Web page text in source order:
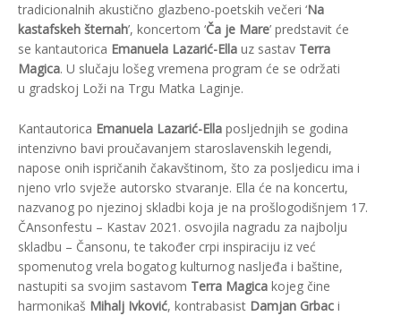
tradicionalnih akustično glazbeno-poetskih večeri ‘Na
kastafskeh šternah’, koncertom ‘Ča je Mare’ predstavit će
se kantautorica Emanuela Lazarić-Ella uz sastav Terra
Magica. U slučaju lošeg vremena program će se održati
u gradskoj Loži na Trgu Matka Laginje.
Kantautorica Emanuela Lazarić-Ella posljednjih se godina
intenzivno bavi proučavanjem staroslavenskih legendi,
napose onih ispričanih čakavštinom, što za posljedicu ima i
njeno vrlo svježe autorsko stvaranje. Ella će na koncertu,
nazvanog po njezinoj skladbi koja je na prošlogodišnjem 17.
ČAnsonfestu – Kastav 2021. osvojila nagradu za najbolju
skladbu – Čansonu, te također crpi inspiraciju iz već
spomenutog vrela bogatog kulturnog nasljeđa i baštine,
nastupiti sa svojim sastavom Terra Magica kojeg čine
harmonikaš Mihalj Ivković, kontrabasist Damjan Grbac i